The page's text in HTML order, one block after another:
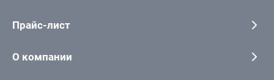
Прайс-лист
О компании